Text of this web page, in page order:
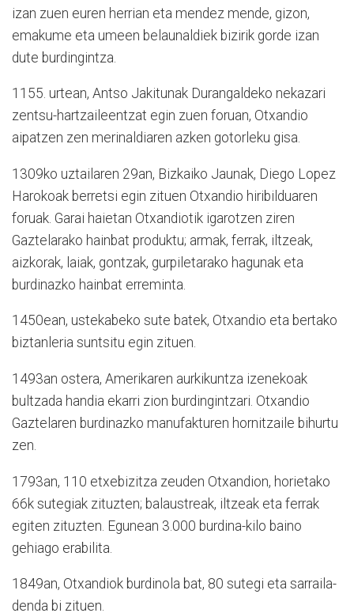
izan zuen euren herrian eta mendez mende, gizon,
emakume eta umeen belaunaldiek bizirik gorde izan
dute burdingintza.
1155. urtean, Antso Jakitunak Durangaldeko nekazari
zentsu-hartzaileentzat egin zuen foruan, Otxandio
aipatzen zen merinaldiaren azken gotorleku gisa.
1309ko uztailaren 29an, Bizkaiko Jaunak, Diego Lopez
Harokoak berretsi egin zituen Otxandio hiribilduaren
foruak. Garai haietan Otxandiotik igarotzen ziren
Gaztelarako hainbat produktu; armak, ferrak, iltzeak,
aizkorak, laiak, gontzak, gurpiletarako hagunak eta
burdinazko hainbat erreminta.
1450ean, ustekabeko sute batek, Otxandio eta bertako
biztanleria suntsitu egin zituen.
1493an ostera, Amerikaren aurkikuntza izenekoak
bultzada handia ekarri zion burdingintzari. Otxandio
Gaztelaren burdinazko manufakturen hornitzaile bihurtu
zen.
1793an, 110 etxebizitza zeuden Otxandion, horietako
66k sutegiak zituzten; balaustreak, iltzeak eta ferrak
egiten zituzten. Egunean 3.000 burdina-kilo baino
gehiago erabilita.
1849an, Otxandiok burdinola bat, 80 sutegi eta sarraila-
denda bi zituen.